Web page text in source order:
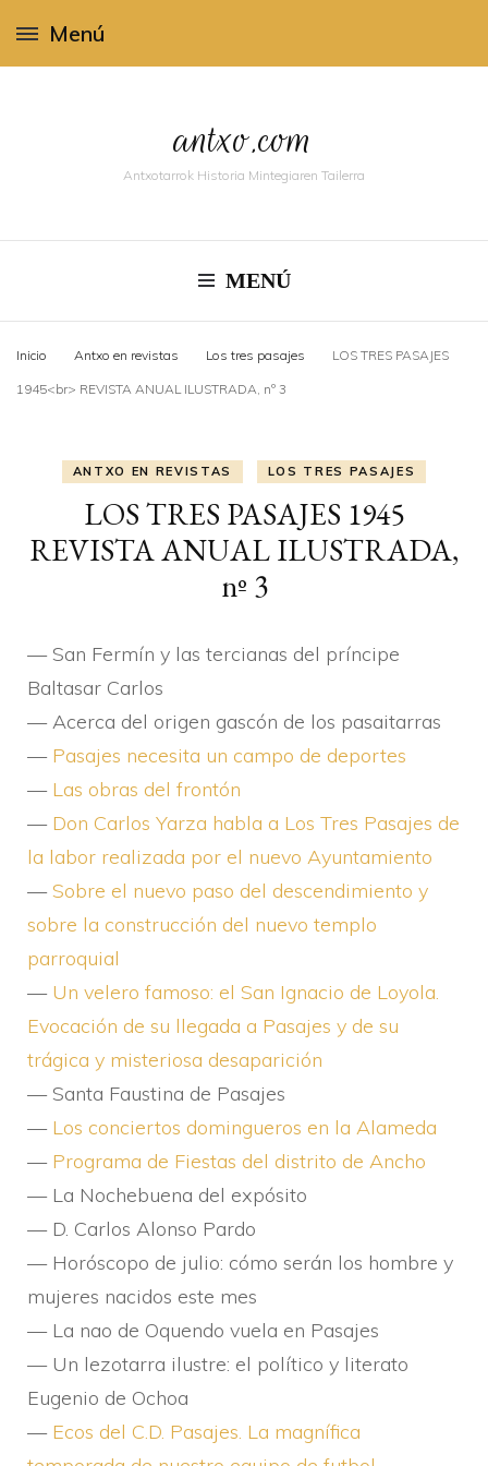
Menú
antxo.com
Antxotarrok Historia Mintegiaren Tailerra
MENÚ
Inicio Antxo en revistas Los tres pasajes LOS TRES PASAJES
1945<br> REVISTA ANUAL ILUSTRADA, nº 3
ANTXO EN REVISTAS LOS TRES PASAJES
LOS TRES PASAJES 1945
REVISTA ANUAL ILUSTRADA,
nº 3
— San Fermí­n y las tercianas del prí­ncipe
Baltasar Carlos
— Acerca del origen gascón de los pasaitarras
— Pasajes necesita un campo de deportes
— Las obras del frontón
— Don Carlos Yarza habla a Los Tres Pasajes de
la labor realizada por el nuevo Ayuntamiento
—Sobre el nuevo paso del descendimiento y
sobre la construcción del nuevo templo
parroquial
— Un velero famoso: el San Ignacio de Loyola.
Evocación de su llegada a Pasajes y de su
trágica y misteriosa desaparición
— Santa Faustina de Pasajes
— Los conciertos domingueros en la Alameda
— Programa de Fiestas del distrito de Ancho
— La Nochebuena del expósito
— D. Carlos Alonso Pardo
— Horóscopo de julio: cómo serán los hombre y
mujeres nacidos este mes
— La nao de Oquendo vuela en Pasajes
— Un lezotarra ilustre: el polí­tico y literato
Eugenio de Ochoa
— Ecos del C.D. Pasajes. La magní­fica